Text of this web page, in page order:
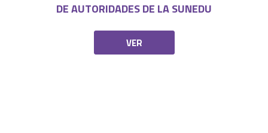
DE AUTORIDADES DE LA SUNEDU
VER